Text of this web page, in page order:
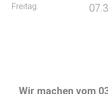
Freitag:
Wir machen vom